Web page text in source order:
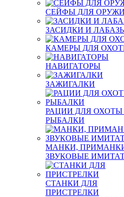
СЕЙФЫ ДЛЯ
ЗАСИДКИ И
КАМЕРЫ ДЛЯ
НАВИГАТОРЫ
ЗАЖИГАЛКИ
РАЦИИ ДЛЯ ОХОТЫ
РЫБАЛКИ
МАНКИ,
ЗВУКОВЫЕ
СТАНКИ ДЛЯ
ПРИСТРЕЛКИ